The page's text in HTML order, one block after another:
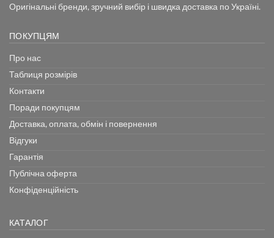
Оригінальні бренди, зручний вибір і швидка доставка по Україні.
ПОКУПЦЯМ
Про нас
Таблиця розмірів
Контакти
Поради покупцям
Доставка, оплата, обмін і повернення
Відгуки
Гарантія
Публічна оферта
Конфіденційність
КАТАЛОГ